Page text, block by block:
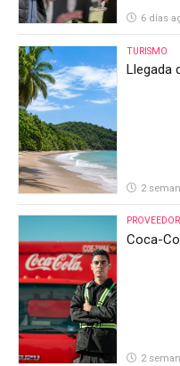
6 días
TURISMO
Llegada
2
Coca-
2